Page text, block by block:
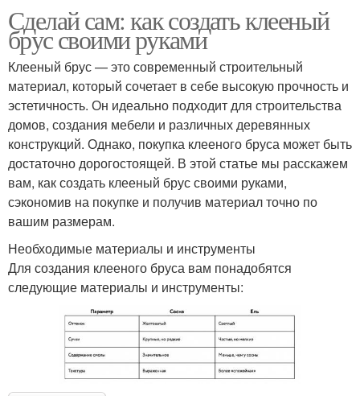
Сделай сам: как создать клееный
брус своими руками
Клееный брус — это современный строительный
материал, который сочетает в себе высокую прочность и
эстетичность. Он идеально подходит для строительства
домов, создания мебели и различных деревянных
конструкций. Однако, покупка клееного бруса может быть
достаточно дорогостоящей. В этой статье мы расскажем
вам, как создать клееный брус своими руками,
сэкономив на покупке и получив материал точно по
вашим размерам.
Необходимые материалы и инструменты
Для создания клееного бруса вам понадобятся
следующие материалы и инструменты: